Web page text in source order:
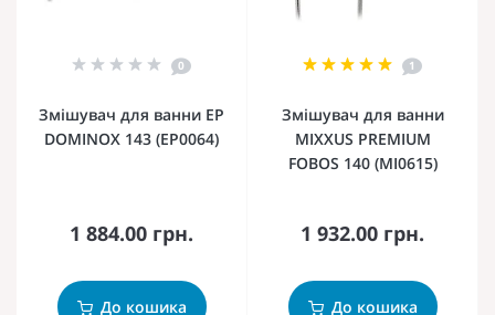
0
Змішувач для ванни EP
DOMINOX 143 (EP0064)
1 884.00 грн.
До кошика
1
Змішувач для ванни
MIXXUS PREMIUM
FOBOS 140 (MI0615)
1 932.00 грн.
До кошика